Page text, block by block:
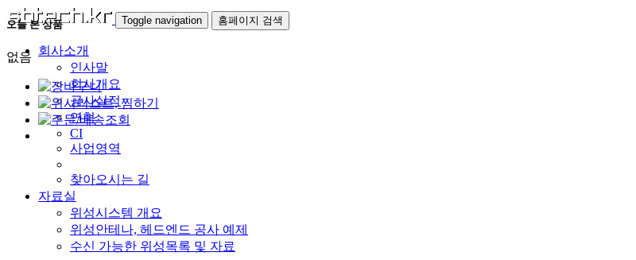
Toggle navigation 홈페이지 검색
회사소개
인사말
회사개요
공사실적
연혁
CI
사업영역
찾아오시는 길
자료실
위성시스템 개요
위성안테나, 헤드엔드 공사 예제
수신 가능한 위성목록 및 자료
오늘 본 상품
없음